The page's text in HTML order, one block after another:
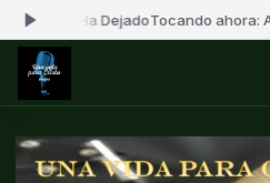
Dejado Tocando ahora: Ana Lydia -